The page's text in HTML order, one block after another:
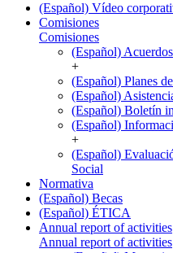
(Español) Vídeo
Comisiones
Comisiones
(Español) Acuerdos
+
(Español) Planes
(Español)
(Español) Boletín
(Español)
+
(Español)
Social
Normativa
(Español) Becas
(Español) ÉTICA
Annual report of activities
Annual report of activities